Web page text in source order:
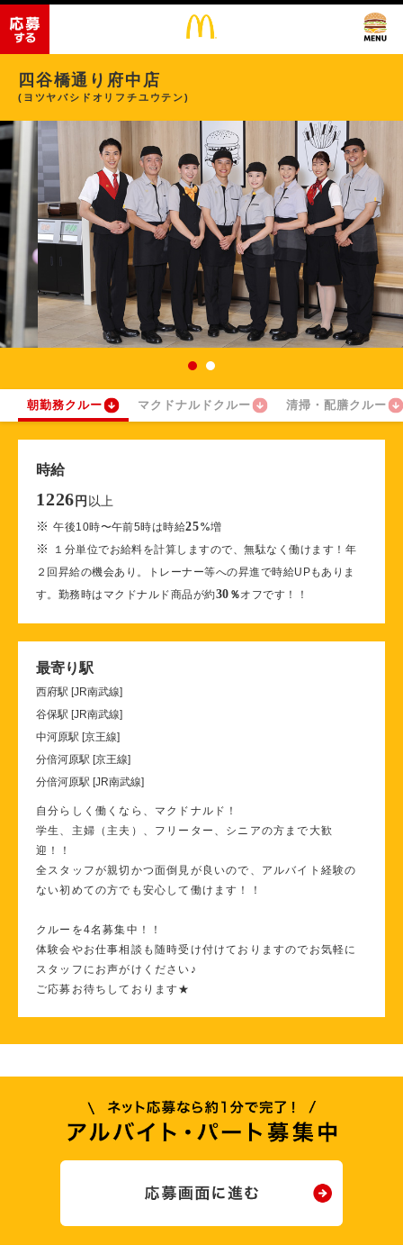
四谷橋通り府中店
(ヨツヤバシドオリフチユウテン)
朝勤務クルー マクドナルドクルー 清掃・配膳クルー
時給
1226 円 以上
※午後10時〜午前5時は時給25%増
※
１分単位でお給料を計算しますので、無駄なく働けます！年
２回昇給の機会あり。トレーナー等への昇進で時給UPもありま
す。勤務時はマクドナルド商品が約30 ％オフです！！
最寄り駅
西府駅 [JR南武線]
谷保駅 [JR南武線]
中河原駅 [京王線]
分倍河原駅 [京王線]
分倍河原駅 [JR南武線]
自分らしく働くなら、マクドナルド！
学生、主婦（主夫）、フリーター、シニアの方まで大歓
迎！！
全スタッフが親切かつ面倒見が良いので、アルバイト経験の
ない初めての方でも安心して働けます！！
クルーを4名募集中！！
体験会やお仕事相談も随時受け付けておりますのでお気軽に
スタッフにお声がけください♪
ご応募お待ちしております★